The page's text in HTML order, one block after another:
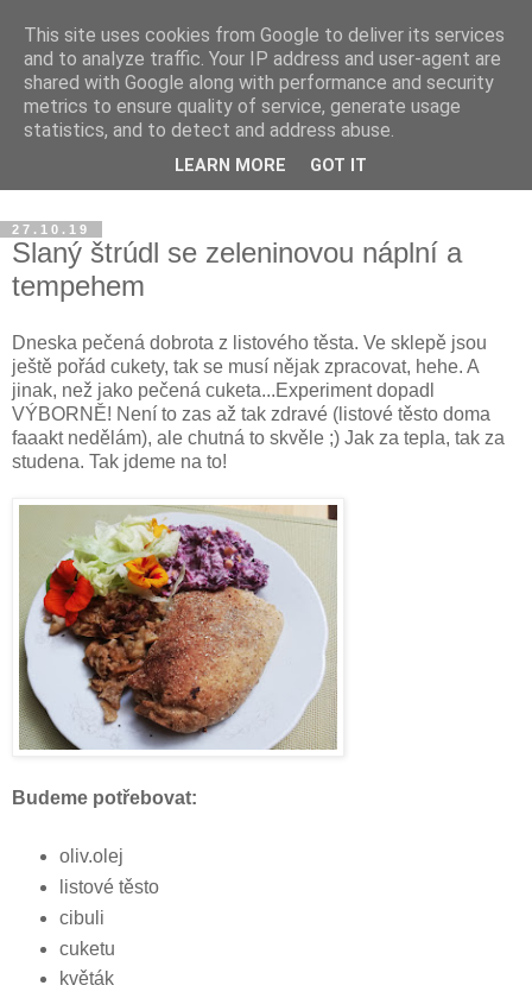
Blog Magdalény JP o
zdravém jídle a šťastném
27.10.19
Slaný štrúdl se zeleninovou náplní a
tempehem
Dneska pečená dobrota z listového těsta. Ve sklepě jsou
ještě pořád cukety, tak se musí nějak zpracovat, hehe. A
jinak, než jako pečená cuketa...Experiment dopadl
VÝBORNĚ! Není to zas až tak zdravé (listové těsto doma
faaakt nedělám), ale chutná to skvěle ;) Jak za tepla, tak za
studena. Tak jdeme na to!
Budeme potřebovat:
oliv.olej
listové těsto
cibuli
cuketu
květák
This site uses cookies from Google to deliver its services
and to analyze traffic. Your IP address and user-agent are
shared with Google along with performance and security
metrics to ensure quality of service, generate usage
statistics, and to detect and address abuse.
LEARN MORE GOT IT